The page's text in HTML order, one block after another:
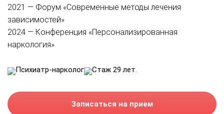
2021 — Форум «Современные методы лечения
зависимостей»
2024 — Конференция «Персонализированная
наркология»
Психиатр-нарколог Стаж 29 лет.
Записаться на прием